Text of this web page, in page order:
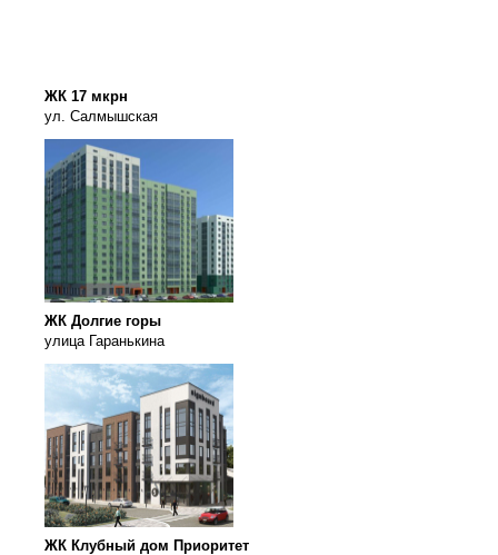
ЖК 17 мкрн
ул. Салмышская
ЖК Долгие горы
улица Гаранькина
ЖК Клубный дом Приоритет